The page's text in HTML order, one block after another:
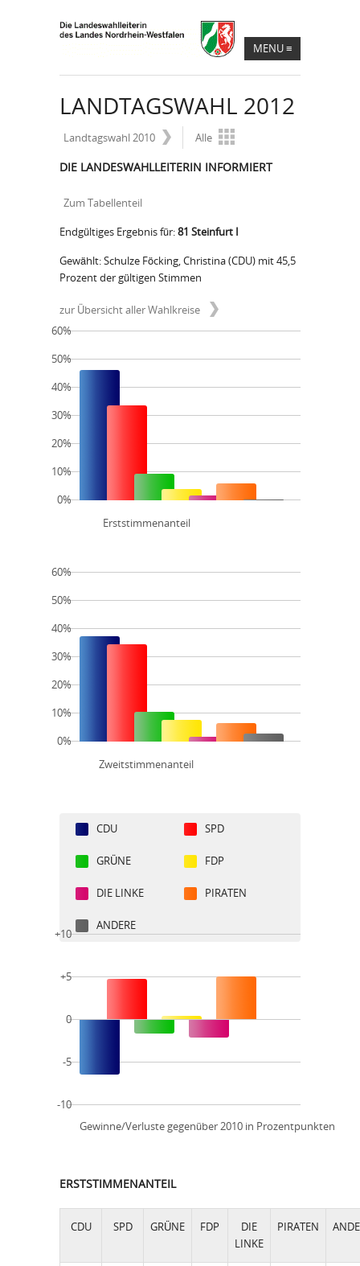
MENU≡
LANDTAGSWAHL 2012
Landtagswahl 2010 Alle
DIE LANDESWAHLLEITERIN INFORMIERT
Zum Tabellenteil
Endgültiges Ergebnis für:81 Steinfurt I
Gewählt: Schulze Föcking, Christina (CDU) mit 45,5
Prozent der gültigen Stimmen
zur Übersicht aller Wahlkreise
Erststimmenanteil
60%
50%
40%
30%
20%
10%
0%
Zweitstimmenanteil
60%
50%
40%
30%
20%
10%
0%
CDU SPD
GRÜNE FDP
DIE LINKE PIRATEN
ANDERE
Gewinne/Verluste gegenüber 2010 in Prozentpunkten
+10
+5
0
-5
-10
ERSTSTIMMENANTEIL
CDU SPD GRÜNE FDP
DIE
LINKE
PIRATEN